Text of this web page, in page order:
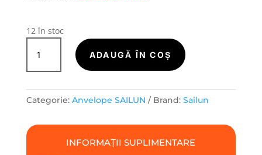
291.19 lei.
12 în stoc
Cantitate
Sailun
ICE
ALPINE+
87H
ADAUGĂ ÎN COȘ
Categorie: Anvelope SAILUN Brand: Sailun
INFORMAȚII SUPLIMENTARE